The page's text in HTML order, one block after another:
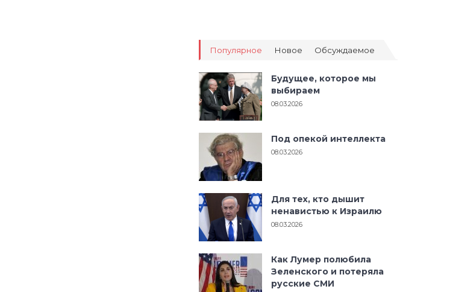
Популярное Новое Обсуждаемое
Будущее, которое мы
выбираем
08.03.2026
Под опекой интеллекта
08.03.2026
Для тех, кто дышит
ненавистью к Израилю
08.03.2026
Как Лумер полюбила
Зеленского и потеряла
русские СМИ